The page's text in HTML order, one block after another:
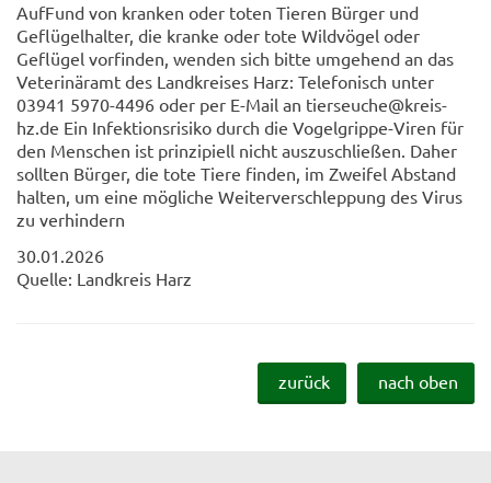
AufFund von kranken oder toten Tieren Bürger und
Geflügelhalter, die kranke oder tote Wildvögel oder
Geflügel vorfinden, wenden sich bitte umgehend an das
Veterinäramt des Landkreises Harz: Telefonisch unter
03941 5970-4496 oder per E-Mail an tierseuche@kreis-
hz.de Ein Infektionsrisiko durch die Vogelgrippe-Viren für
den Menschen ist prinzipiell nicht auszuschließen. Daher
sollten Bürger, die tote Tiere finden, im Zweifel Abstand
halten, um eine mögliche Weiterverschleppung des Virus
zu verhindern
30.01.2026
Quelle: Landkreis Harz
zurück nach oben